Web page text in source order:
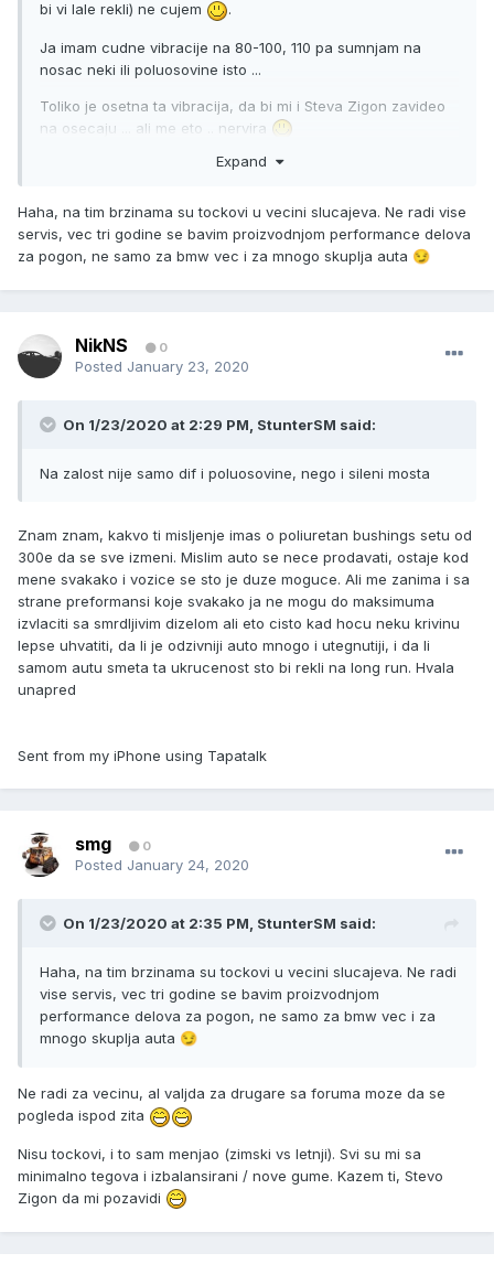
bi vi lale rekli) ne cujem .
Ja imam cudne vibracije na 80-100, 110 pa sumnjam na
nosac neki ili poluosovine isto ...
Toliko je osetna ta vibracija, da bi mi i Steva Zigon zavideo
na osecaju ... ali me eto .. nervira
Nikako da se nakani da to isteram do kraja ... i ti si mi padao
pogledu. Cenim tvoj pogled na odrzavanje auta
Expand
Haha, na tim brzinama su tockovi u vecini slucajeva. Ne radi vise
servis, vec tri godine se bavim proizvodnjom performance delova
za pogon, ne samo za bmw vec i za mnogo skuplja auta 😏
NikNS 0
Posted January 23, 2020
On 1/23/2020 at 2:29 PM, StunterSM said:
Na zalost nije samo dif i poluosovine, nego i sileni mosta
Znam znam, kakvo ti misljenje imas o poliuretan bushings setu od
300e da se sve izmeni. Mislim auto se nece prodavati, ostaje kod
mene svakako i vozice se sto je duze moguce. Ali me zanima i sa
strane preformansi koje svakako ja ne mogu do maksimuma
izvlaciti sa smrdljivim dizelom ali eto cisto kad hocu neku krivinu
lepse uhvatiti, da li je odzivniji auto mnogo i utegnutiji, i da li
samom autu smeta ta ukrucenost sto bi rekli na long run. Hvala
unapred
Sent from my iPhone using Tapatalk
smg 0
Posted January 24, 2020
On 1/23/2020 at 2:35 PM, StunterSM said:
Haha, na tim brzinama su tockovi u vecini slucajeva. Ne radi
vise servis, vec tri godine se bavim proizvodnjom
performance delova za pogon, ne samo za bmw vec i za
mnogo skuplja auta 😏
Ne radi za vecinu, al valjda za drugare sa foruma moze da se
pogleda ispod zita
Nisu tockovi, i to sam menjao (zimski vs letnji). Svi su mi sa
minimalno tegova i izbalansirani / nove gume. Kazem ti, Stevo
Zigon da mi pozavidi